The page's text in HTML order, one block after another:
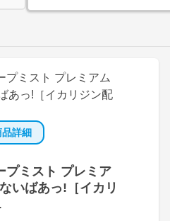
品詳細
プミスト プレミア
いばあっ!［イカリ